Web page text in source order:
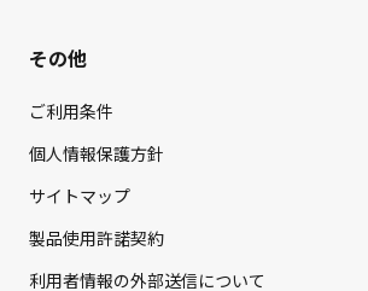
その他
ご利用条件
個人情報保護方針
サイトマップ
製品使用許諾契約
利用者情報の外部送信について